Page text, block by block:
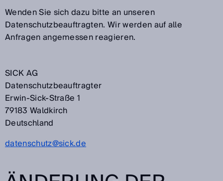
Wenden Sie sich dazu bitte an unseren
Datenschutzbeauftragten. Wir werden auf alle
Anfragen angemessen reagieren.
SICK AG
Datenschutzbeauftragter
Erwin-Sick-Straße 1
79183 Waldkirch
Deutschland
datenschutz@sick.de